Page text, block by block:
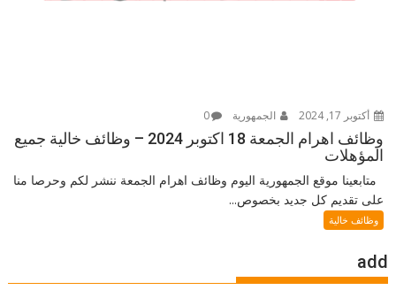
أكتوبر 17, 2024 الجمهورية 0
وظائف اهرام الجمعة 18 اكتوبر 2024 – وظائف خالية جميع
المؤهلات
متابعينا موقع الجمهورية اليوم وظائف اهرام الجمعة ننشر لكم وحرصا منا
على تقديم كل جديد بخصوص...
وظائف خالية
add